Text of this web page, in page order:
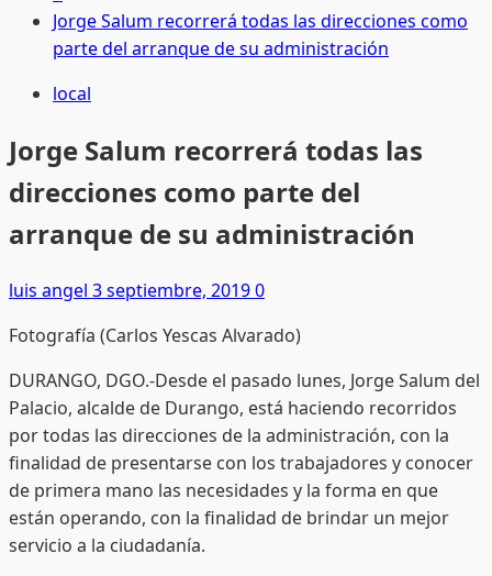
Jorge Salum recorrerá todas las direcciones como
parte del arranque de su administración
local
Jorge Salum recorrerá todas las
direcciones como parte del
arranque de su administración
luis angel 3 septiembre, 20190
Fotografía (Carlos Yescas Alvarado)
DURANGO, DGO.-Desde el pasado lunes, Jorge Salum del
Palacio, alcalde de Durango, está haciendo recorridos
por todas las direcciones de la administración, con la
finalidad de presentarse con los trabajadores y conocer
de primera mano las necesidades y la forma en que
están operando, con la finalidad de brindar un mejor
servicio a la ciudadanía.